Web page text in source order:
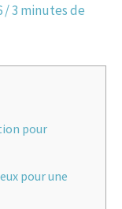
/3 minutes de
pour
pour une